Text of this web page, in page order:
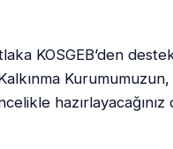
KOSGEB’den destek
Kurumumuzun,
hazırlayacağınız